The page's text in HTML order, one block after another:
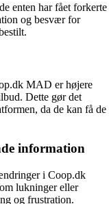
enten har fået forkerte
og besvær for
MAD er højere
Dette gør det
da de kan få de
information
i Coop.dk
lukninger eller
og frustration.